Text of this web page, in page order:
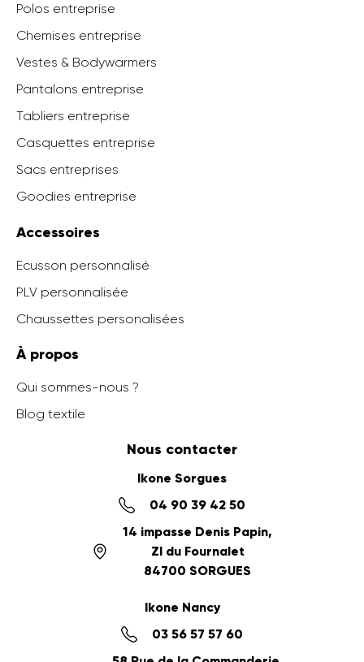
Polos entreprise
Chemises entreprise
Vestes & Bodywarmers
Pantalons entreprise
Tabliers entreprise
Casquettes entreprise
Sacs entreprises
Goodies entreprise
Accessoires
Ecusson personnalisé
PLV personnalisée
Chaussettes personalisées
À propos
Qui sommes-nous ?
Blog textile
Nous contacter
Ikone Sorgues
04 90 39 42 50
14 impasse Denis Papin,
ZI du Fournalet
84700 SORGUES
Ikone Nancy
03 56 57 57 60